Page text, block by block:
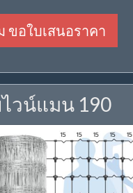
ขอใบเสนอราคา
วน์แมน 190